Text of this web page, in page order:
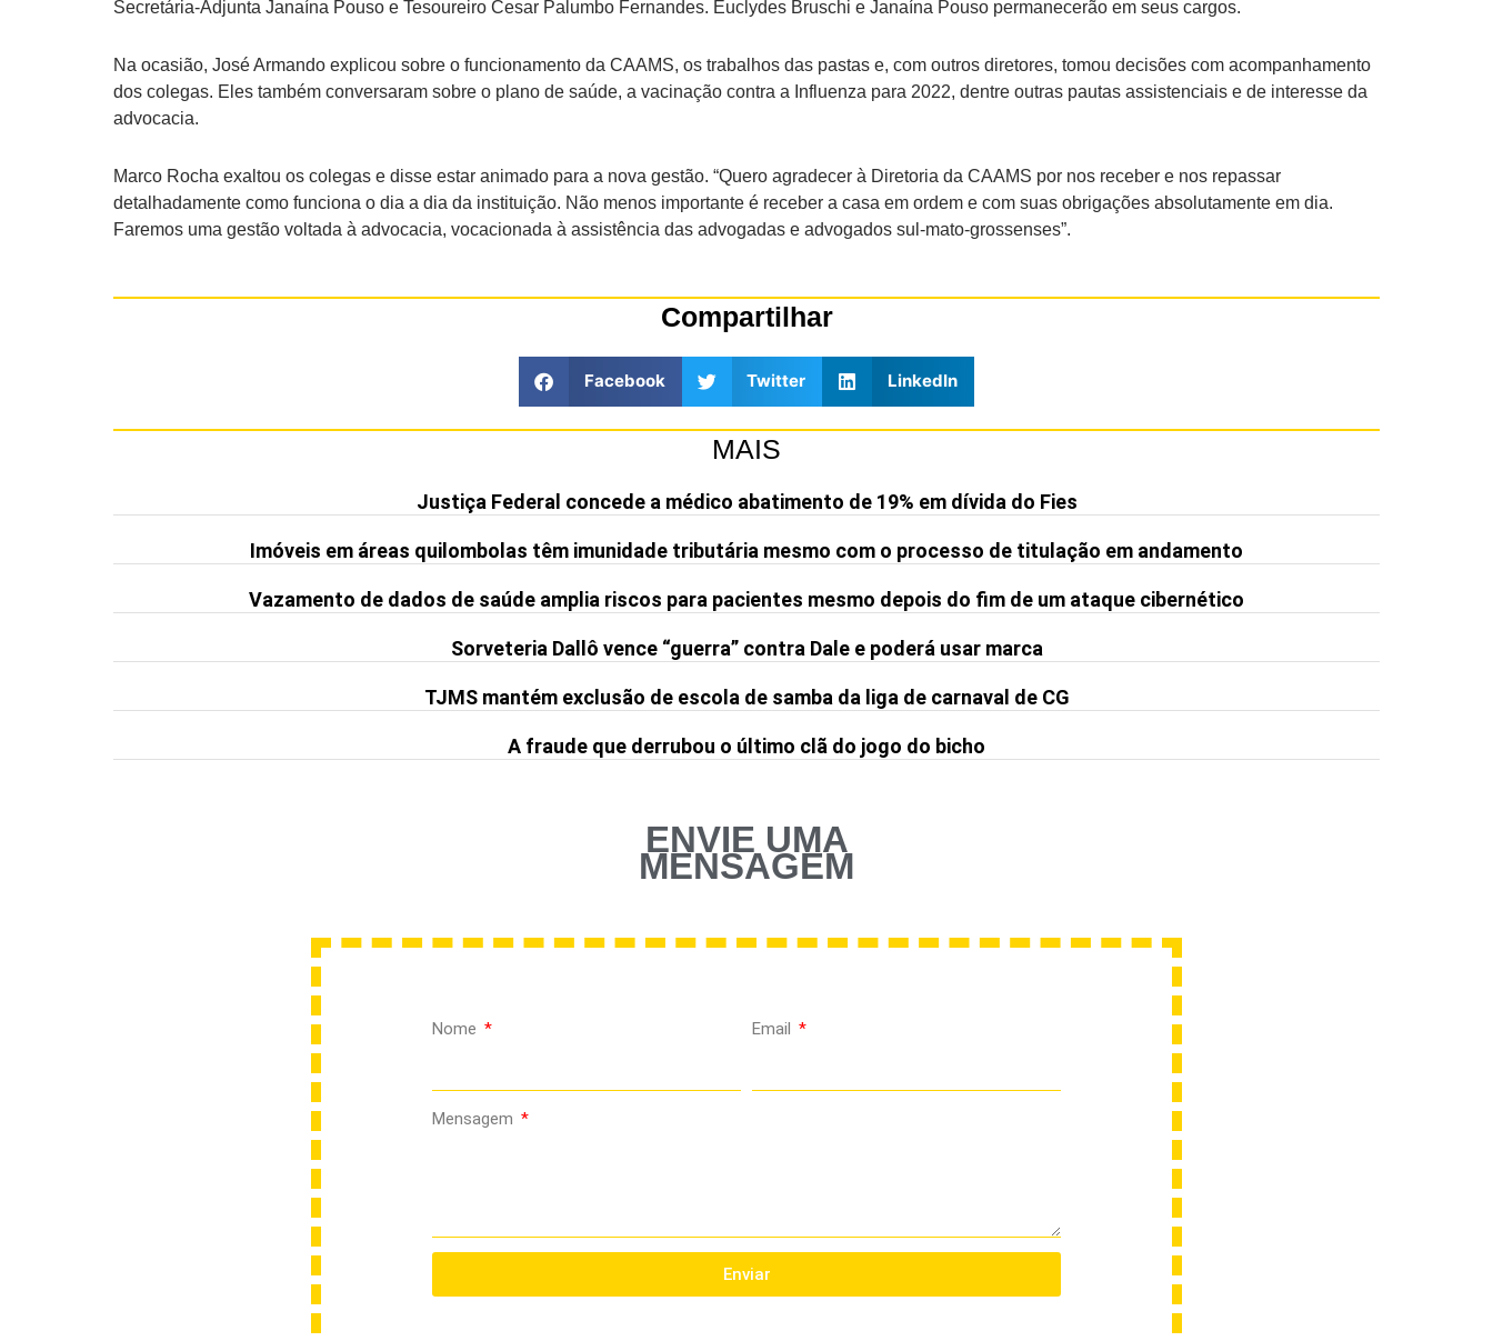
Secretária-Adjunta Janaína Pouso e Tesoureiro Cesar Palumbo Fernandes. Euclydes Bruschi e Janaína Pouso permanecerão em seus cargos.
Na ocasião, José Armando explicou sobre o funcionamento da CAAMS, os trabalhos das pastas e, com outros diretores, tomou decisões com acompanhamento
dos colegas. Eles também conversaram sobre o plano de saúde, a vacinação contra a Influenza para 2022, dentre outras pautas assistenciais e de interesse da
advocacia.
Marco Rocha exaltou os colegas e disse estar animado para a nova gestão. “Quero agradecer à Diretoria da CAAMS por nos receber e nos repassar
detalhadamente como funciona o dia a dia da instituição. Não menos importante é receber a casa em ordem e com suas obrigações absolutamente em dia.
Faremos uma gestão voltada à advocacia, vocacionada à assistência das advogadas e advogados sul-mato-grossenses”.
Compartilhar
Facebook Twitter LinkedIn
MAIS
Justiça Federal concede a médico abatimento de 19% em dívida do Fies
Imóveis em áreas quilombolas têm imunidade tributária mesmo com o processo de titulação em andamento
Vazamento de dados de saúde amplia riscos para pacientes mesmo depois do fim de um ataque cibernético
Sorveteria Dallô vence “guerra” contra Dale e poderá usar marca
TJMS mantém exclusão de escola de samba da liga de carnaval de CG
A fraude que derrubou o último clã do jogo do bicho
ENVIE UMA
MENSAGEM
Nome Email
Mensagem
Enviar